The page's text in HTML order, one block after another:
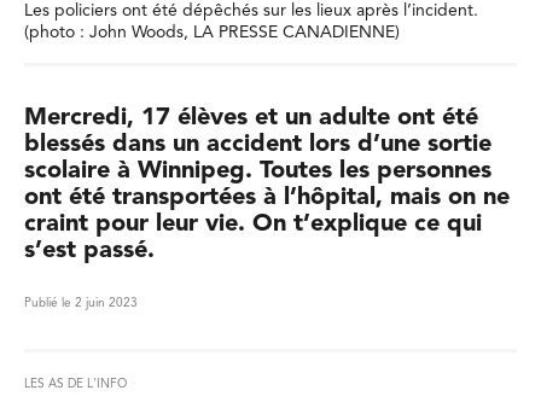
Les policiers ont été dépêchés sur les lieux après l’incident.
(photo : John Woods, LA PRESSE CANADIENNE)
Mercredi, 17 élèves et un adulte ont été
blessés dans un accident lors d’une sortie
scolaire à Winnipeg. Toutes les personnes
ont été transportées à l’hôpital, mais on ne
craint pour leur vie. On t’explique ce qui
s’est passé.
Publié le 2 juin 2023
LES AS DE L'INFO